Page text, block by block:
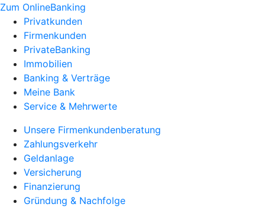
Zum OnlineBanking
Privatkunden
Firmenkunden
PrivateBanking
Immobilien
Banking & Verträge
Meine Bank
Service & Mehrwerte
Unsere Firmenkundenberatung
Zahlungsverkehr
Geldanlage
Versicherung
Finanzierung
Gründung & Nachfolge